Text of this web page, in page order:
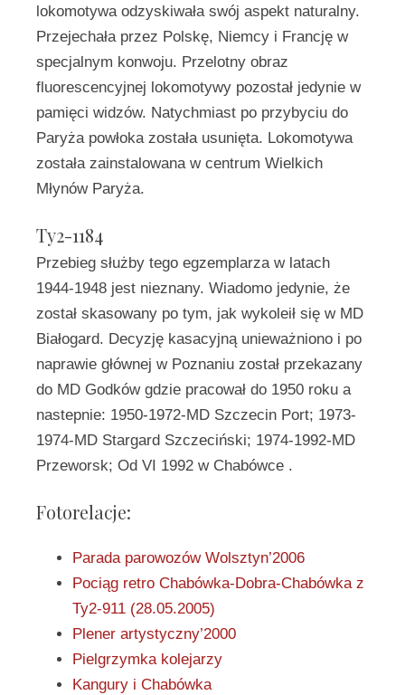
lokomotywa odzyskiwała swój aspekt naturalny.
Przejechała przez Polskę, Niemcy i Francję w
specjalnym konwoju. Przelotny obraz
fluorescencyjnej lokomotywy pozostał jedynie w
pamięci widzów. Natychmiast po przybyciu do
Paryża powłoka została usunięta. Lokomotywa
została zainstalowana w centrum Wielkich
Młynów Paryża.
Ty2-1184
Przebieg służby tego egzemplarza w latach
1944-1948 jest nieznany. Wiadomo jedynie, że
został skasowany po tym, jak wykoleił się w MD
Białogard. Decyzję kasacyjną unieważniono i po
naprawie głównej w Poznaniu został przekazany
do MD Godków gdzie pracował do 1950 roku a
nastepnie: 1950-1972-MD Szczecin Port; 1973-
1974-MD Stargard Szczeciński; 1974-1992-MD
Przeworsk; Od VI 1992 w Chabówce .
Fotorelacje:
Parada parowozów Wolsztyn’2006
Pociąg retro Chabówka-Dobra-Chabówka z
Ty2-911 (28.05.2005)
Plener artystyczny’2000
Pielgrzymka kolejarzy
Kangury i Chabówka